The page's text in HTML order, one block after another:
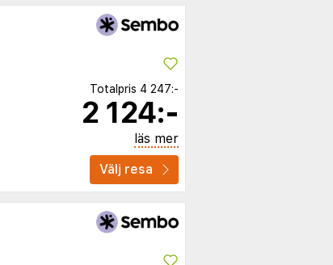
Totalpris 4 247:-
2 124:-
läs mer
Välj resa